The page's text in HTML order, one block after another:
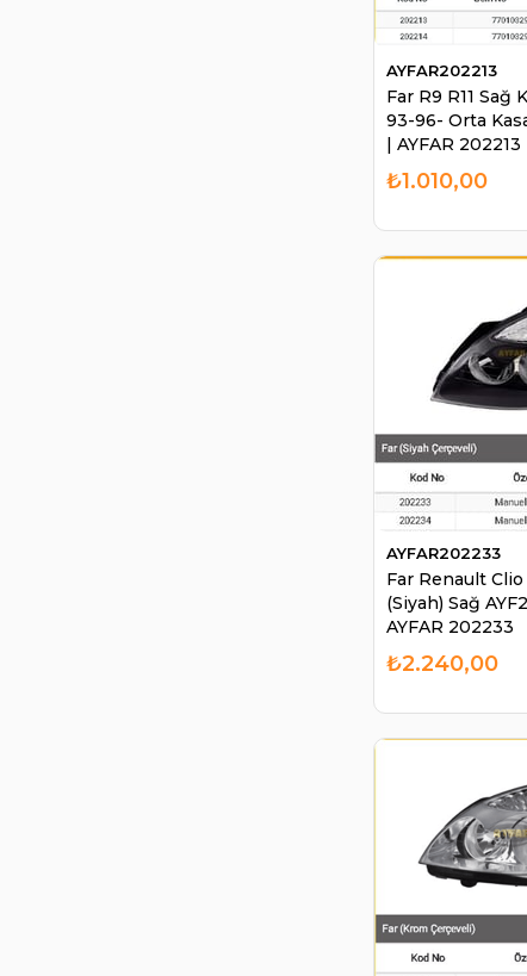
Far R9 R11 Sağ
93-96- Orta
| AYFAR 202213
AYFAR202213
₺1.010,00
Far Renault
(Siyah) Sağ
AYFAR 202233
AYFAR202233
₺2.240,00